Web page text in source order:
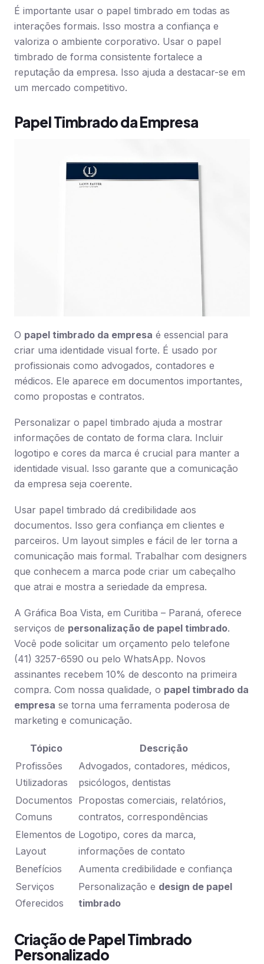
É importante usar o papel timbrado em todas as
interações formais. Isso mostra a confiança e
valoriza o ambiente corporativo. Usar o papel
timbrado de forma consistente fortalece a
reputação da empresa. Isso ajuda a destacar-se em
um mercado competitivo.
Papel Timbrado da Empresa
O papel timbrado da empresa é essencial para
criar uma identidade visual forte. É usado por
profissionais como advogados, contadores e
médicos. Ele aparece em documentos importantes,
como propostas e contratos.
Personalizar o papel timbrado ajuda a mostrar
informações de contato de forma clara. Incluir
logotipo e cores da marca é crucial para manter a
identidade visual. Isso garante que a comunicação
da empresa seja coerente.
Usar papel timbrado dá credibilidade aos
documentos. Isso gera confiança em clientes e
parceiros. Um layout simples e fácil de ler torna a
comunicação mais formal. Trabalhar com designers
que conhecem a marca pode criar um cabeçalho
que atrai e mostra a seriedade da empresa.
A Gráfica Boa Vista, em Curitiba – Paraná, oferece
serviços de personalização de papel timbrado.
Você pode solicitar um orçamento pelo telefone
(41) 3257-6590 ou pelo WhatsApp. Novos
assinantes recebem 10% de desconto na primeira
compra. Com nossa qualidade, o papel timbrado da
empresa se torna uma ferramenta poderosa de
marketing e comunicação.
Tópico
Descrição
Profissões
Utilizadoras
Advogados, contadores, médicos,
psicólogos, dentistas
Documentos
Comuns
Propostas comerciais, relatórios,
contratos, correspondências
Elementos de
Layout
Logotipo, cores da marca,
informações de contato
Benefícios
Aumenta credibilidade e confiança
Serviços
Oferecidos
Personalização e design de papel
timbrado
Criação de Papel Timbrado
Personalizado